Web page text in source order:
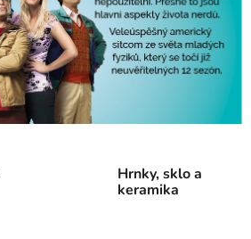
Hrnky, sklo a
keramika